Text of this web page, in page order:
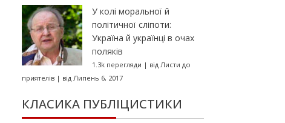
У колі моральної й
політичної сліпоти:
Україна й українці в очах
поляків
1.3k перегляди | від Листи до
приятелів| від Липень 6, 2017
КЛАСИКА ПУБЛІЦИСТИКИ